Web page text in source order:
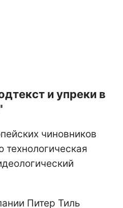
и упреки в
чиновников
технологическая
Питер Тиль